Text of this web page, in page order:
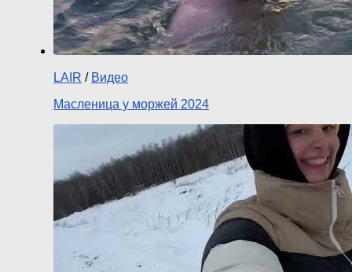
LAIR / Видео
Масленица у моржей 2024